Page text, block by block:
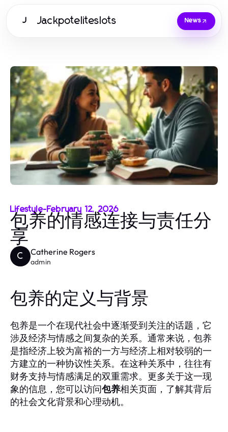
J Jackpoteliteslots News
Lifestyle-February 12, 2026
包养的情感连接与责任分
享
C Catherine Rogers
admin
包养的定义与背景
包养是一个在现代社会中逐渐受到关注的话题，它
涉及经济与情感之间复杂的关系。通常来说，包养
是指经济上较为富裕的一方与经济上相对较弱的一
方建立的一种协议性关系。在这种关系中，往往有
财务支持与情感满足的双重需求。更多关于这一现
象的信息，您可以访问包养相关页面，了解其背后
的社会文化背景和心理动机。